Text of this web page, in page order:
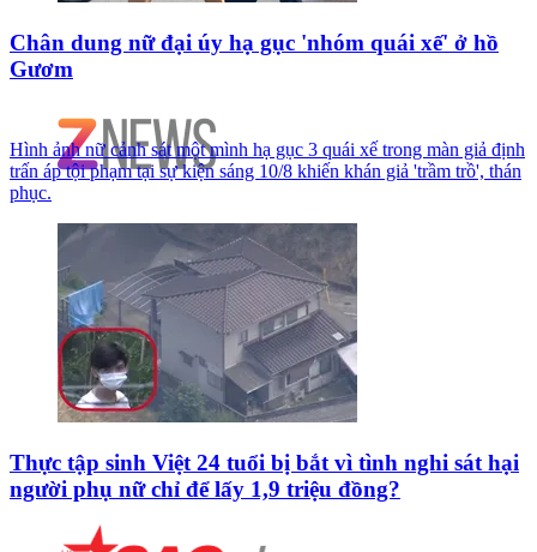
Chân dung nữ đại úy hạ gục 'nhóm quái xế' ở hồ
Gươm
Hình ảnh nữ cảnh sát một mình hạ gục 3 quái xế trong màn giả định
trấn áp tội phạm tại sự kiện sáng 10/8 khiến khán giả 'trầm trồ', thán
phục.
Thực tập sinh Việt 24 tuổi bị bắt vì tình nghi sát hại
người phụ nữ chỉ để lấy 1,9 triệu đồng?